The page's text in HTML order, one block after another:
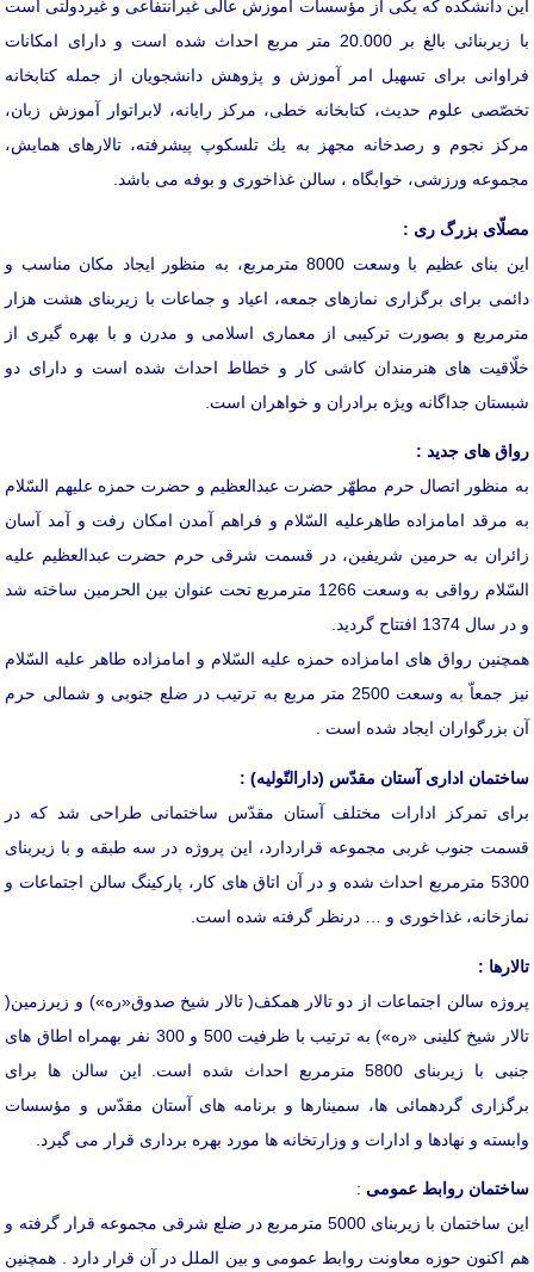
این دانشكده كه یكی از مؤسسات آموزش عالی غیرانتفاعی و غیردولتی است
با زیربنائی بالغ بر 20.000 متر مربع احداث شده است و دارای امكانات
فراوانی برای تسهیل امر آموزش و پژوهش دانشجویان از جمله كتابخانه
تخصّصی علوم حدیث، كتابخانه خطی، مركز رایانه، لابراتوار آموزش زبان،
مركز نجوم و رصدخانه مجهز به یك تلسكوپ پیشرفته، تالارهای همایش،
مجموعه ورزشی، خوابگاه ، سالن غذاخوری و بوفه می باشد.
مصلّای بزرگ ری :
این بنای عظیم با وسعت 8000 مترمربع، به منظور ایجاد مكان مناسب و
دائمی برای برگزاری نمازهای جمعه، اعیاد و جماعات با زیربنای هشت هزار
مترمربع و بصورت تركیبی از معماری اسلامی و مدرن و با بهره گیری از
خلّاقیت های هنرمندان كاشی كار و خطاط احداث شده است و دارای دو
شبستان جداگانه ویژه برادران و خواهران است.
رواق های جدید :
به منظور اتصال حرم مطهّر حضرت عبدالعظیم و حضرت حمزه علیهم السّلام
به مرقد امامزاده طاهرعلیه السّلام و فراهم آمدن امكان رفت و آمد آسان
زائران به حرمین شریفین، در قسمت شرقی حرم حضرت عبدالعظیم علیه
السّلام رواقی به وسعت 1266 مترمربع تحت عنوان بین الحرمین ساخته شد
و در سال 1374 افتتاح گردید.
همچنین رواق های امامزاده حمزه علیه السّلام و امامزاده طاهر علیه السّلام
نیز جمعاّ به وسعت 2500 متر مربع به ترتیب در ضلع جنوبی و شمالی حرم
آن بزرگواران ایجاد شده است .
ساختمان اداری آستان مقدّس (دارالتّولیه) :
برای تمركز ادارات مختلف آستان مقدّس ساختمانی طراحی شد كه در
قسمت جنوب غربی مجموعه قراردارد، این پروژه در سه طبقه و با زیربنای
5300 مترمربع احداث شده و در آن اتاق های كار، پاركینگ سالن اجتماعات و
نمازخانه، غذاخوری و … درنظر گرفته شده است.
تالارها :
پروژه سالن اجتماعات از دو تالار همكف( تالار شیخ صدوق«ره») و زیرزمین(
تالار شیخ كلینی «ره») به ترتیب با ظرفیت 500 و 300 نفر بهمراه اطاق های
جنبی با زیربنای 5800 مترمربع احداث شده است. این سالن ها برای
برگزاری گردهمائی ها، سمینارها و برنامه های آستان مقدّس و مؤسسات
وابسته و نهادها و ادارات و وزارتخانه ها مورد بهره برداری قرار می گیرد.
ساختمان روابط عمومی :
این ساختمان با زیربنای 5000 مترمربع در ضلع شرقی مجموعه قرار گرفته و
هم اكنون حوزه معاونت روابط عمومی و بین الملل در آن قرار دارد . همچنین